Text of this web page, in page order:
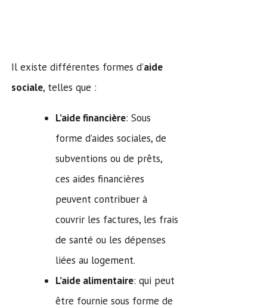
Il existe différentes formes d’aide
sociale, telles que :
L’aide financière: Sous
forme d’aides sociales, de
subventions ou de prêts,
ces aides financières
peuvent contribuer à
couvrir les factures, les frais
de santé ou les dépenses
liées au logement.
L’aide alimentaire: qui peut
être fournie sous forme de